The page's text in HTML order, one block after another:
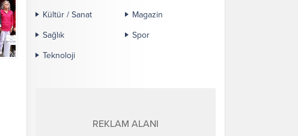
Kültür / Sanat
Magazin
Sağlık
Spor
Teknoloji
REKLAM ALANI